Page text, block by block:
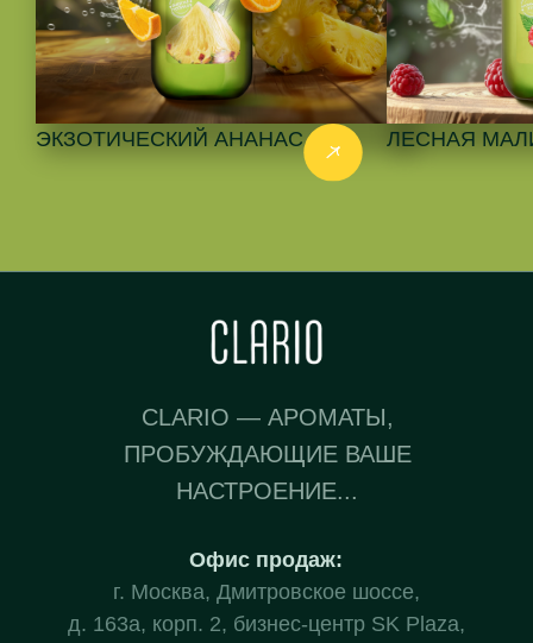
ЭКЗОТИЧЕСКИЙ АНАНАС ЛЕСНАЯ
CLARIO — АРОМАТЫ,
ПРОБУЖДАЮЩИЕ ВАШЕ
НАСТРОЕНИЕ...
Офис продаж:
г. Москва, Дмитровское шоссе,
д. 163а, корп. 2, бизнес-центр SK Plaza,